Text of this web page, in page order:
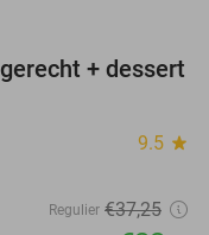
40%
+ dessert
9.5 star
Regulier €37,25